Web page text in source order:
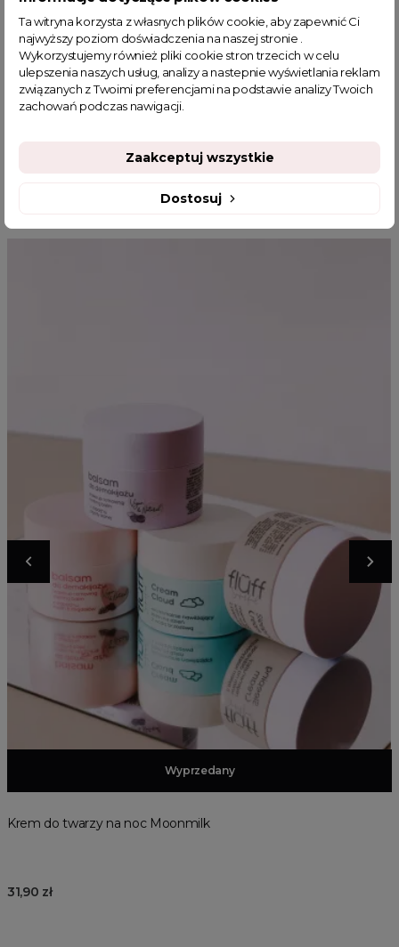
satynowy komplet
komplet do snu
czarna piżama
piżama świąteczna
sklep z odzieżą damską
fajne ciuszki
fajne koszule
garderoba kapsułowa
najmodniejsze komplety damskie
MOGĄ CI SIĘ SPODOBAĆ
Dodaj do koszyka
Wyprzedany
Krem do twarzy na noc Moonmilk
31,90 zł
Ta witryna korzysta z własnych plików cookie, aby zapewnić Ci
najwyższy poziom doświadczenia na naszej stronie .
Wykorzystujemy również pliki cookie stron trzecich w celu
ulepszenia naszych usług, analizy a nastepnie wyświetlania reklam
związanych z Twoimi preferencjami na podstawie analizy Twoich
zachowań podczas nawigacji.
Dostosuj
Zaakceptuj wszystkie